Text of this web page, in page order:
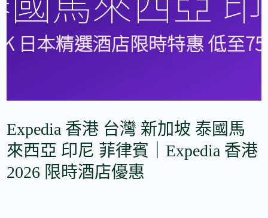
Expedia 香港 台灣 新加坡 泰國馬
來西亞 印尼 菲律賓｜Expedia 香港
2026 限時酒店優惠